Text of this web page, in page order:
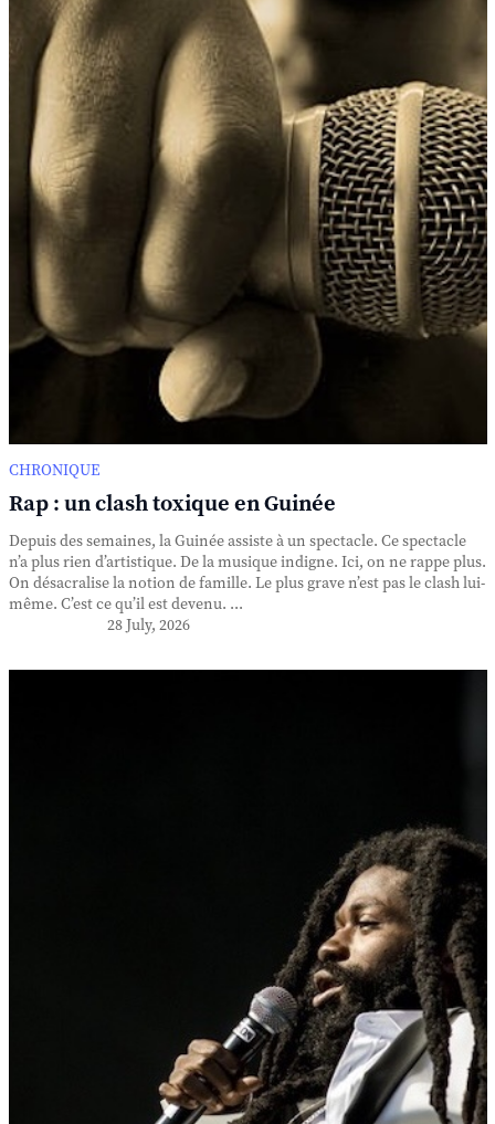
CHRONIQUE
Rap : un clash toxique en Guinée
Depuis des semaines, la Guinée assiste à un spectacle. Ce spectacle
n’a plus rien d’artistique. De la musique indigne. Ici, on ne rappe plus.
On désacralise la notion de famille. Le plus grave n’est pas le clash lui-
même. C’est ce qu’il est devenu. ...
28 July, 2026